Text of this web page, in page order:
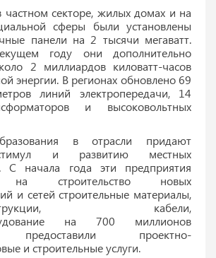
частном секторе, жилых домах и на
сферы были установлены
панели на 2 тысячи мегаватт.
году они дополнительно
2 миллиардов киловатт-часов
энергии. В регионах обновлено 69
линий электропередачи, 14
и высоковольтных
в отрасли придают
и развитию местных
С начала года эти предприятия
на строительство новых
и сетей строительные материалы,
кабели,
на 700 миллионов
предоставили проектно-
и строительные услуги.